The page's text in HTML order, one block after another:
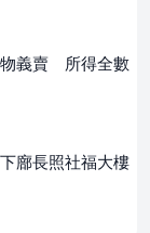
物義賣 所得全數
廍長照社福大樓